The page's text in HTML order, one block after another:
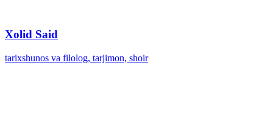
Xolid Said
tarixshunos va filolog, tarjimon, shoir